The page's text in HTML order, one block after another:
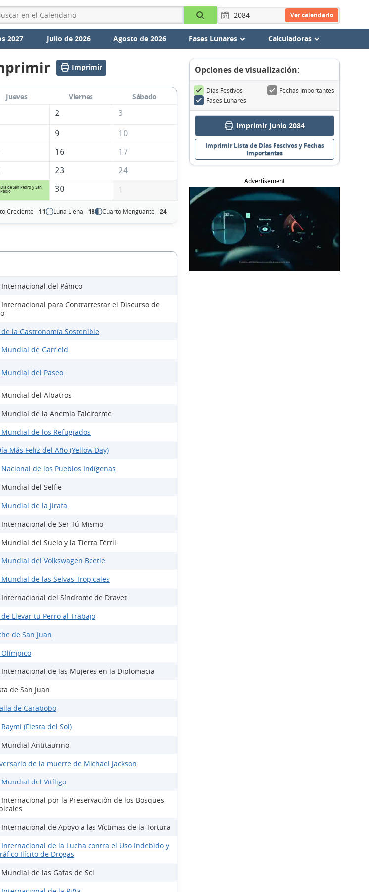
Ver calendario
2027 Julio de 2026 Agosto de 2026 Fases Lunares Calculadoras
Imprimir
Jueves Viernes
Sábado
2 3
9
10
16
17
23
24
Día de San Pedro y San
Pablo
30 1
Creciente - 11 Luna Llena - 18 Cuarto Menguante -24
Internacional del Pánico
Internacional para Contrarrestar el Discurso de
de la Gastronomía Sostenible
Mundial de Garfield
Mundial del Paseo
Mundial del Albatros
Mundial de la Anemia Falciforme
Mundial de los Refugiados
Más Feliz del Año (Yellow Day)
Nacional de los Pueblos Indígenas
Mundial del Selfie
Mundial de la Jirafa
Internacional de Ser Tú Mismo
Mundial del Suelo y la Tierra Fértil
Mundial del Volkswagen Beetle
Mundial de las Selvas Tropicales
Internacional del Síndrome de Dravet
de Llevar tu Perro al Trabajo
de San Juan
Olímpico
Internacional de las Mujeres en la Diplomacia
de San Juan
de Carabobo
(Fiesta del Sol)
Mundial Antitaurino
de la muerte de Michael Jackson
Mundial del Vitíligo
Internacional por la Preservación de los Bosques
Internacional de Apoyo a las Víctimas de la Tortura
Internacional de la Lucha contra el Uso Indebido y
Ilícito de Drogas
Mundial de las Gafas de Sol
Opciones de visualización:
Días Festivos
Fechas Importantes
Fases Lunares
Imprimir Junio 2084
Imprimir Lista de Días Festivos y Fechas
Importantes
Advertisement